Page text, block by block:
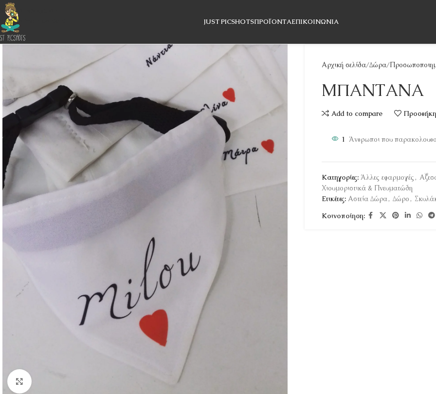
Skip to navigation
Skip to main content
JUST PICSHOTSΠΡΟΪΌΝΤΑΕΠΙΚΟΙΝΩΝΊΑ
Αρχική σελίδα Δώρα
ΜΠΑΝΤΑΝΑ
Add to compare Προσθήκη
1 Άνθρωποι που
Κατηγορίες: Άλλες εφαρμογές ,
Χιουμοριστικά & Πνευματώδη
Ετικέτες: Αστεία Δώρα, Δώρο ,
Κοινοποίηση: